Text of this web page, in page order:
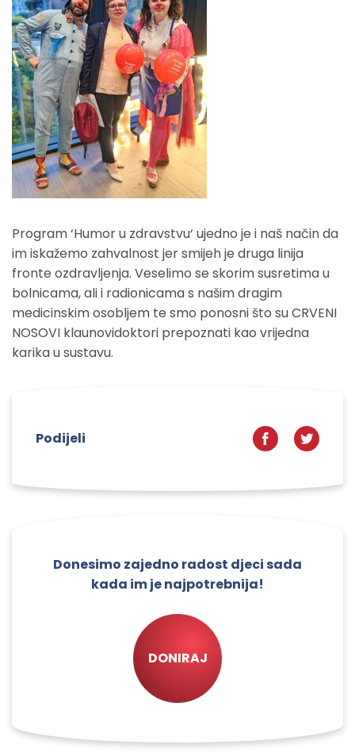
Program ‘Humor u zdravstvu‘ ujedno je i naš način da
im iskažemo zahvalnost jer smijeh je druga linija
fronte ozdravljenja. Veselimo se skorim susretima u
bolnicama, ali i radionicama s našim dragim
medicinskim osobljem te smo ponosni što su CRVENI
NOSOVI klaunovidoktori prepoznati kao vrijedna
karika u sustavu.
Podijeli
Donesimo zajedno radost djeci sada
kada im je najpotrebnija!
DONIRAJ